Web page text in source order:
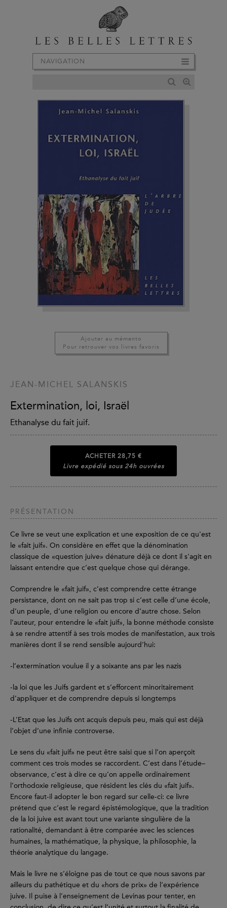
NAVIGATION
Ajouter au mémento
Pour retrouver vos livres favoris
JEAN-MICHEL SALANSKIS
Extermination, loi, Israël
Ethanalyse du fait juif.
ACHETER 28,75 €
Livre expédié sous 24h ouvrées
PRÉSENTATION
Ce livre se veut une explication et une exposition de ce qu'est
le «fait juif». On considère en effet que la dénomination
classique de «question juive» dénature déjà ce dont il s'agit en
laissant entendre que c’est quelque chose qui dérange.
Comprendre le «fait juif», c’est comprendre cette étrange
persistance, dont on ne sait pas trop si c’est celle d’une école,
d’un peuple, d’une religion ou encore d’autre chose. Selon
l’auteur, pour entendre le «fait juif», la bonne méthode consiste
à se rendre attentif à ses trois modes de manifestation, aux trois
manières dont il se rend sensible aujourd’hui:
-l’extermination voulue il y a soixante ans par les nazis
-la loi que les Juifs gardent et s’efforcent minoritairement
d’appliquer et de comprendre depuis si longtemps
-L’Etat que les Juifs ont acquis depuis peu, mais qui est déjà
l’objet d’une infinie controverse.
Le sens du «fait juif» ne peut être saisi que si l’on aperçoit
comment ces trois modes se raccordent. C’est dans l’étude–
observance, c’est à dire ce qu’on appelle ordinairement
l’orthodoxie religieuse, que résident les clés du «fait juif».
Encore faut-il adopter le bon regard sur celle-ci: ce livre
prétend que c’est le regard épistémologique, que la tradition
de la loi juive est avant tout une variante singulière de la
rationalité, demandant à être comparée avec les sciences
humaines, la mathématique, la physique, la philosophie, la
théorie analytique du langage.
Mais le livre ne s’éloigne pas de tout ce que nous savons par
ailleurs du pathétique et du «hors de prix» de l’expérience
juive. Il puise à l’enseignement de Levinas pour tenter, en